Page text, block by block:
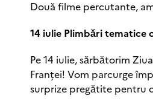
Două filme percutante,
14 iulie Plimbӑri tematice
Pe 14 iulie, sӑrbӑtorim
Franței! Vom parcurge
surprize pregӑtite pentru